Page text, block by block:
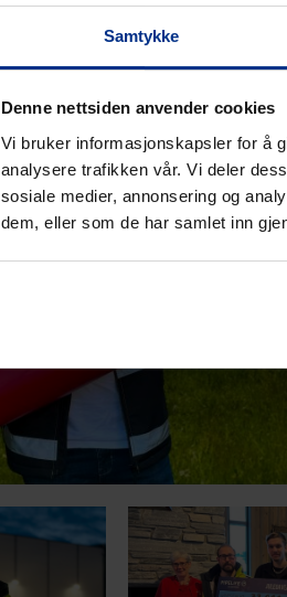
Samtykke
Denne nettsiden anvender cookies
Vi bruker informasjonskapsler for å
analysere trafikken vår. Vi deler
sosiale medier, annonsering og
dem, eller som de har samlet inn